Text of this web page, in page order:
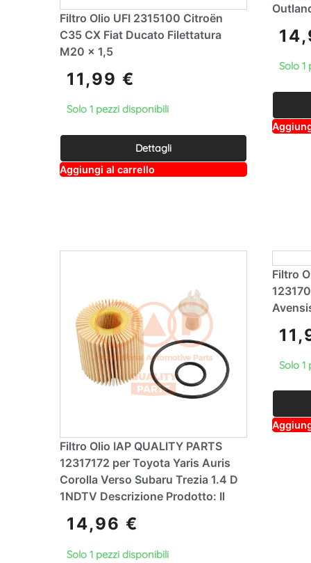
Filtro Olio UFI 2315100 Citroën
C35 CX Fiat Ducato Filettatura
M20 x 1,5
11,99€
Solo 1 pezzi disponibili
Dettagli
Aggiungi al carrello
lt
Solo 1
Filtro Olio IAP QUALITY PARTS
12317172 per Toyota Yaris Auris
Corolla Verso Subaru Trezia 1.4 D
1NDTV Descrizione Prodotto: Il
14,96€
Solo 1 pezzi disponibili
Filtro
Solo 1